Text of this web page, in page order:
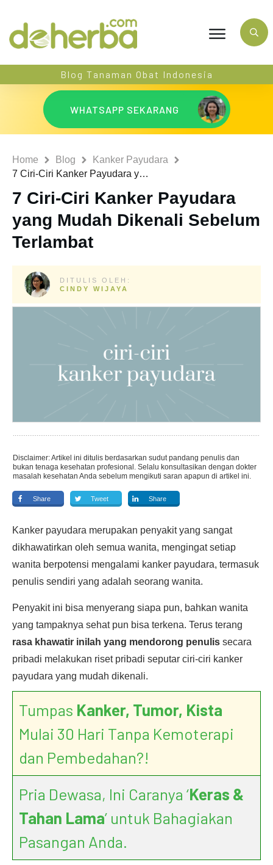
Blog Tanaman Obat Indonesia
WHATSAPP SEKARANG
Home Blog
Kanker Payudara
7 Ciri-Ciri Kanker Payudara yang Mudah Dikenali Sebelum Terlambat
7 Ciri-Ciri Kanker Payudara
yang Mudah Dikenali Sebelum
Terlambat
DITULIS OLEH:
CINDY WIJAYA
Disclaimer: Artikel ini ditulis berdasarkan sudut pandang penulis dan
bukan tenaga kesehatan profesional. Selalu konsultasikan dengan dokter
masalah kesehatan Anda sebelum mengikuti saran apapun di artikel ini.
Share Tweet Share
Kanker payudara merupakan penyakit yang sangat
dikhawatirkan oleh semua wanita, mengingat setiap
wanita berpotensi mengalami kanker payudara, termasuk
penulis sendiri yang adalah seorang wanita.
Penyakit ini bisa menyerang siapa pun, bahkan wanita
yang tampaknya sehat pun bisa terkena. Terus terang
rasa khawatir inilah yang mendorong penulis secara
pribadi melakukan riset pribadi seputar ciri-ciri kanker
payudara yang mudah dikenali.
Tumpas Kanker, Tumor, Kista
Mulai 30 Hari Tanpa Kemoterapi
dan Pembedahan?!
Pria Dewasa, Ini Caranya ‘Keras &
Tahan Lama’ untuk Bahagiakan
Pasangan Anda.